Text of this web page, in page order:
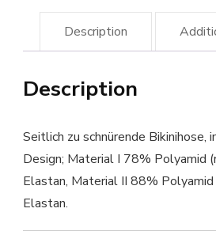
Description
Description
Seitlich zu schnürende Bikinihose,
Design; Material I 78% Polyamid
Elastan, Material II 88%
Elastan.